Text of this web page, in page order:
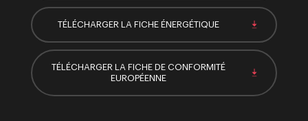
TÉLÉCHARGER LA FICHE ÉNERGÉTIQUE
TÉLÉCHARGER LA FICHE DE CONFORMITÉ
EUROPÉENNE